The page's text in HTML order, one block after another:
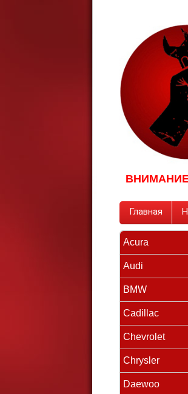
Главная
Acura
Audi
BMW
Cadillac
Chevrolet
Chrysler
Daewoo